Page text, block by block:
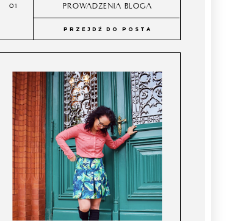
PROWADZENIA BLOGA
PRZEJDŹ DO POSTA